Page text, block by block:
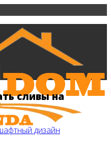
сливы на
дизайн